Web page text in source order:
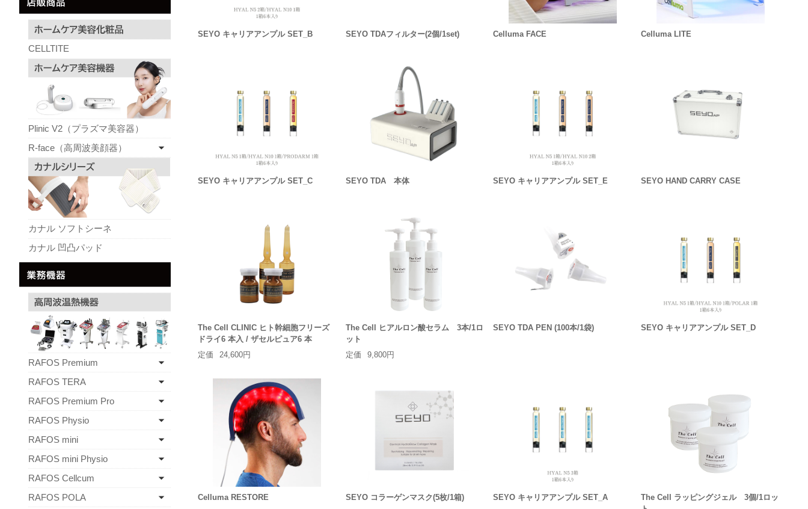
SEYO キャリアアンプル SET_B SEYO TDAフィルター(2個/1set) Celluma FACE Celluma LITE
SEYO キャリアアンプル SET_C SEYO TDA 本体 SEYO キャリアアンプル SET_E SEYO HAND CARRY CASE
The Cell CLINIC ヒト幹細胞フリーズ
ドライ6 本入 / ザセルピュア6 本
定価
24,600円
The Cell ヒアルロン酸セラム 3本/1ロ
ット
定価
9,800円
SEYO TDA PEN (100本/1袋) SEYO キャリアアンプル SET_D
Celluma RESTORE SEYO コラーゲンマスク(5枚/1箱) SEYO キャリアアンプル SET_A
The Cell ラッピングジェル 3個/1ロッ
CELLTITE
Plinic V2（プラズマ美容器）
R-face（高周波美顔器）
カナル ソフトシーネ
カナル 凹凸パッド
RAFOS Premium
RAFOS TERA
RAFOS Premium Pro
RAFOS Physio
RAFOS mini
RAFOS mini Physio
RAFOS Cellcum
RAFOS POLA